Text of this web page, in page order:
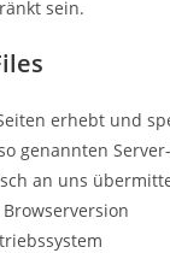
sein.
erhebt und
genannten
an uns